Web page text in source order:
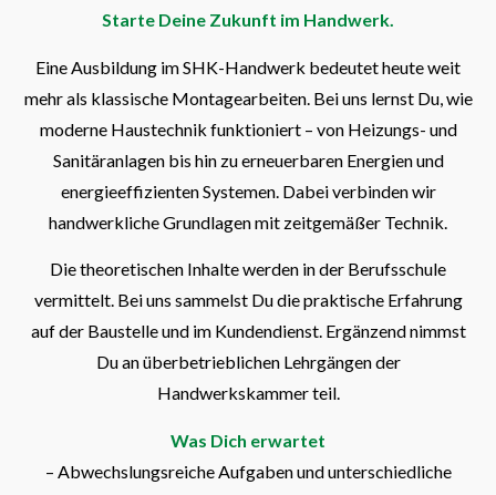
Starte Deine Zukunft im Handwerk.
Eine Ausbildung im SHK-Handwerk bedeutet heute weit
mehr als klassische Montagearbeiten. Bei uns lernst Du, wie
moderne Haustechnik funktioniert – von Heizungs- und
Sanitäranlagen bis hin zu erneuerbaren Energien und
energieeffizienten Systemen. Dabei verbinden wir
handwerkliche Grundlagen mit zeitgemäßer Technik.
Die theoretischen Inhalte werden in der Berufsschule
vermittelt. Bei uns sammelst Du die praktische Erfahrung
auf der Baustelle und im Kundendienst. Ergänzend nimmst
Du an überbetrieblichen Lehrgängen der
Handwerkskammer teil.
Was Dich erwartet
– Abwechslungsreiche Aufgaben und unterschiedliche